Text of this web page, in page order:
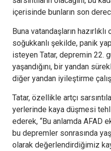
içerisinde bunların son
Buna vatandaşların hazırlıklı
soğukkanlı şekilde, panik
isteyen Tatar, depremin 22.
yaşandığını, bir yandan
diğer yandan iyileştirme
Tatar, özellikle artçı
yerlerinde kaya düşmesi
ederek, “Bu anlamda AFAD
bu depremler sonrasında
olarak değerlendirdiğimiz